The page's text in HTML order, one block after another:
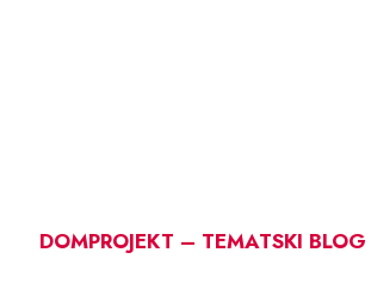
DOMPROJEKT – TEMATSKI BLOG